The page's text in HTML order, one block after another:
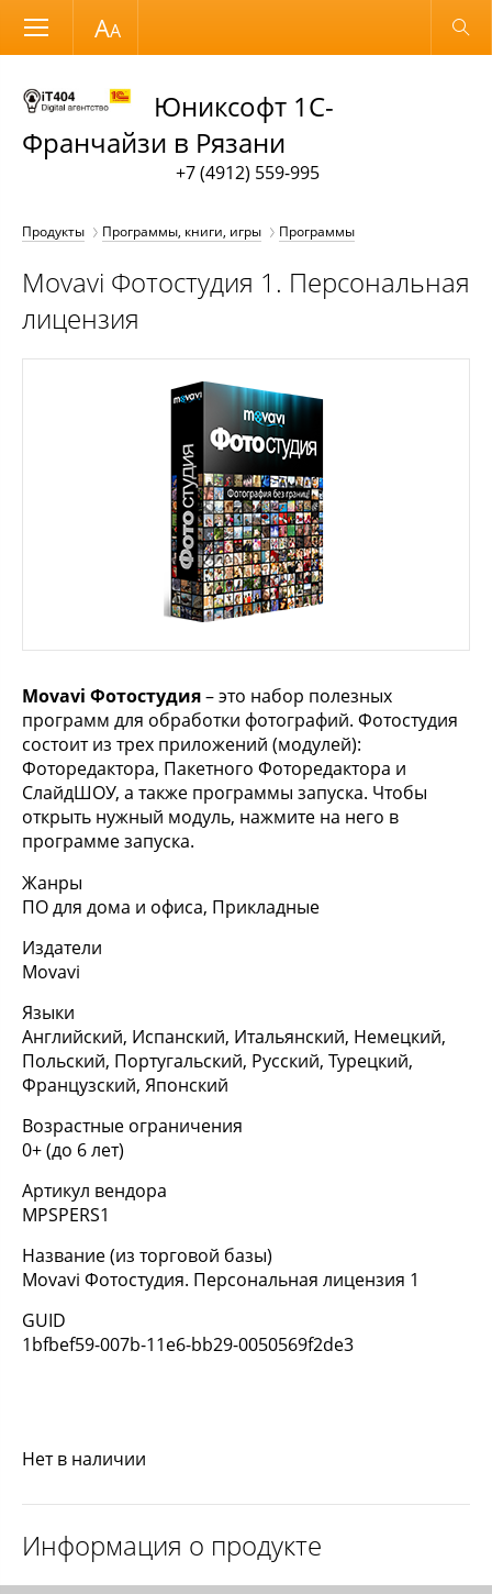
Размер шрифта Обычная версия
Юниксофт 1С-
Франчайзи в Рязани
+7 (4912) 559-995
Продукты Программы, книги, игры Программы
Movavi Фотостудия 1. Персональная
лицензия
Movavi Фотостудия– это набор полезных
программ для обработки фотографий. Фотостудия
состоит из трех приложений (модулей):
Фоторедактора, Пакетного Фоторедактора и
СлайдШОУ, а также программы запуска. Чтобы
открыть нужный модуль, нажмите на него в
программе запуска.
Жанры
ПО для дома и офиса, Прикладные
Издатели
Movavi
Языки
Английский, Испанский, Итальянский, Немецкий,
Польский, Португальский, Русский, Турецкий,
Французский, Японский
Возрастные ограничения
0+ (до 6 лет)
Артикул вендора
MPSPERS1
Название (из торговой базы)
Movavi Фотостудия. Персональная лицензия 1
GUID
1bfbef59-007b-11e6-bb29-0050569f2de3
Нет в наличии
Информация о продукте